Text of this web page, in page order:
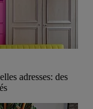
adresses: des